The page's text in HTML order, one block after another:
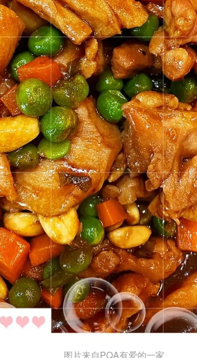
图片来自PQA有爱的一家